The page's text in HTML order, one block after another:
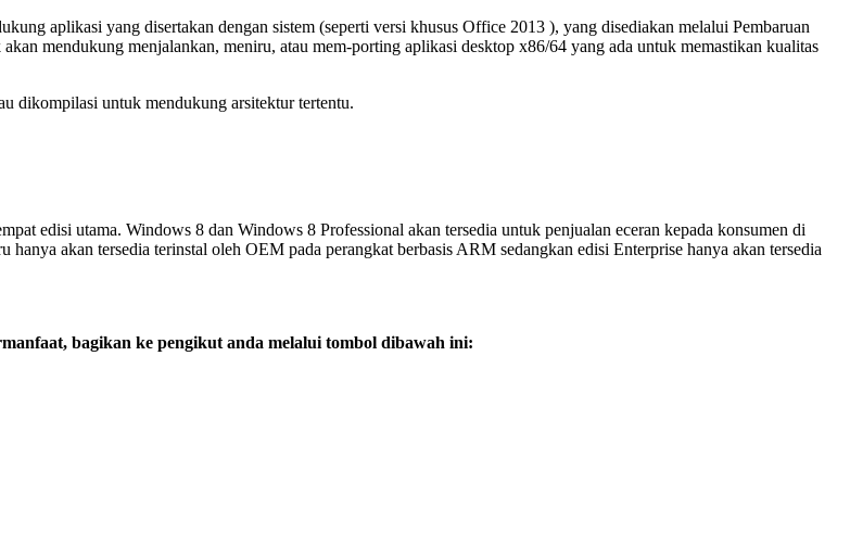
aplikasi yang disertakan dengan sistem (seperti versi khusus Office 2013 ), yang disediakan melalui Pembaruan
mendukung menjalankan, meniru, atau mem-porting aplikasi desktop x86/64 yang ada untuk memastikan kualitas
dikompilasi untuk mendukung arsitektur tertentu.
edisi utama. Windows 8 dan Windows 8 Professional akan tersedia untuk penjualan eceran kepada konsumen di
akan tersedia terinstal oleh OEM pada perangkat berbasis ARM sedangkan edisi Enterprise hanya akan tersedia
bagikan ke pengikut anda melalui tombol dibawah ini: